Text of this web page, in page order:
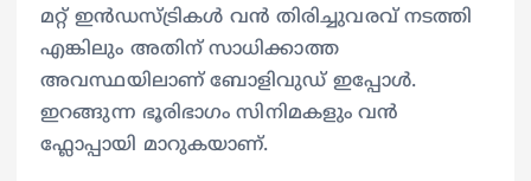
മറ്റ് ഇൻഡസ്ട്രികൾ വൻ തിരിച്ചുവരവ് നടത്തി
എങ്കിലും അതിന് സാധിക്കാത്ത
അവസ്ഥയിലാണ് ബോളിവുഡ് ഇപ്പോൾ.
ഇറങ്ങുന്ന ഭൂരിഭാ​ഗം സിനിമകളും വൻ
ഫ്ലോപ്പായി മാറുകയാണ്.